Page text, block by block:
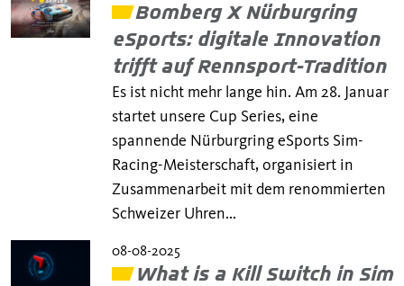
Bomberg X Nürburgring
eSports: digitale Innovation
trifft auf Rennsport-Tradition
Es ist nicht mehr lange hin. Am 28. Januar
startet unsere Cup Series, eine
spannende Nürburgring eSports Sim-
Racing-Meisterschaft, organisiert in
Zusammenarbeit mit dem renommierten
Schweizer Uhren...
08-08-2025
What is a Kill Switch in Sim